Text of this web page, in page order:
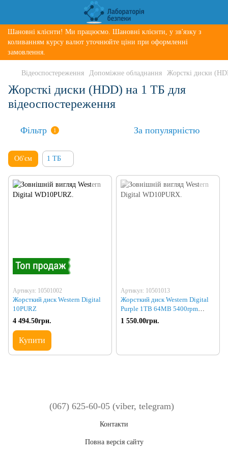
Шановні клієнти! Ми працюємо. Шановні клієнти, у зв'язку з
коливанням курсу валют уточнюйте ціни при оформленні
замовлення.
Відеоспостереження Допоміжне обладнання Жорсткі диски
Жорсткі диски (HDD) на 1 ТБ для
відеоспостереження
Фільтр 1 За популярністю
Об'єм 1 ТБ
Артикул: 10501002
Жорсткий диск Western Digital
10PURZ
4 494.50грн.
Купити
Артикул: 10501013
Жорсткий диск Western Digital
Purple 1TB 64MB 5400rpm
WD10PURX 3.5 SATA III
1 550.00грн.
(067) 625-60-05 (viber, telegram)
Контакти
Повна версія сайту